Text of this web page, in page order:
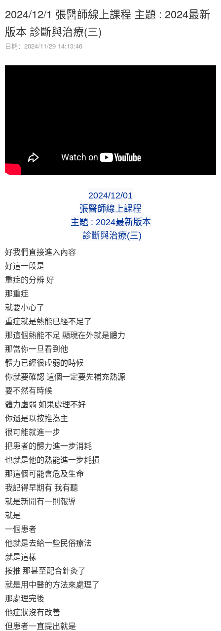
2024/12/1 張醫師線上課程 主題 : 2024最新
版本 診斷與治療(三)
日期：2024/11/29 14:13:46
2024/12/01
張醫師線上課程
主題 : 2024最新版本
診斷與治療(三)
好我們直接進入內容
好這一段是
重症的分辨 好
那重症
就要小心了
重症就是熱能已經不足了
那這個熱能不足 顯現在外就是體力
那當你一旦看到他
體力已經很虛弱的時候
你就要確認 這個一定要先補充熱源
要不然有時候
體力虛弱 如果處理不好
你還是以按推為主
很可能就進一步
把患者的體力進一步消耗
也就是他的熱能進一步耗損
那這個可能會危及生命
我記得早期有 我有聽
就是新聞有一則報導
就是
一個患者
他就是去給一些民俗療法
就是這樣
按推 那甚至配合針灸了
就是用中醫的方法來處理了
那處理完後
他症狀沒有改善
但患者一直提出就是